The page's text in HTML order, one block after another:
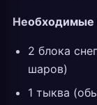
Необходимые
2 блока
шаров)
1 тыква